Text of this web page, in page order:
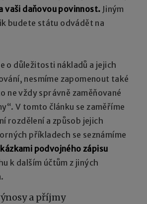
vaši daňovou povinnost. Jiným
budete státu odvádět na
o důležitosti nákladů a jejich
nesmíme zapomenout také
ne vždy správně zaměňované
V tomto článku se zaměříme
rozdělení a způsob jejich
příkladech se seznámíme
podvojného zápisu
k dalším účtům z jiných
a příjmy